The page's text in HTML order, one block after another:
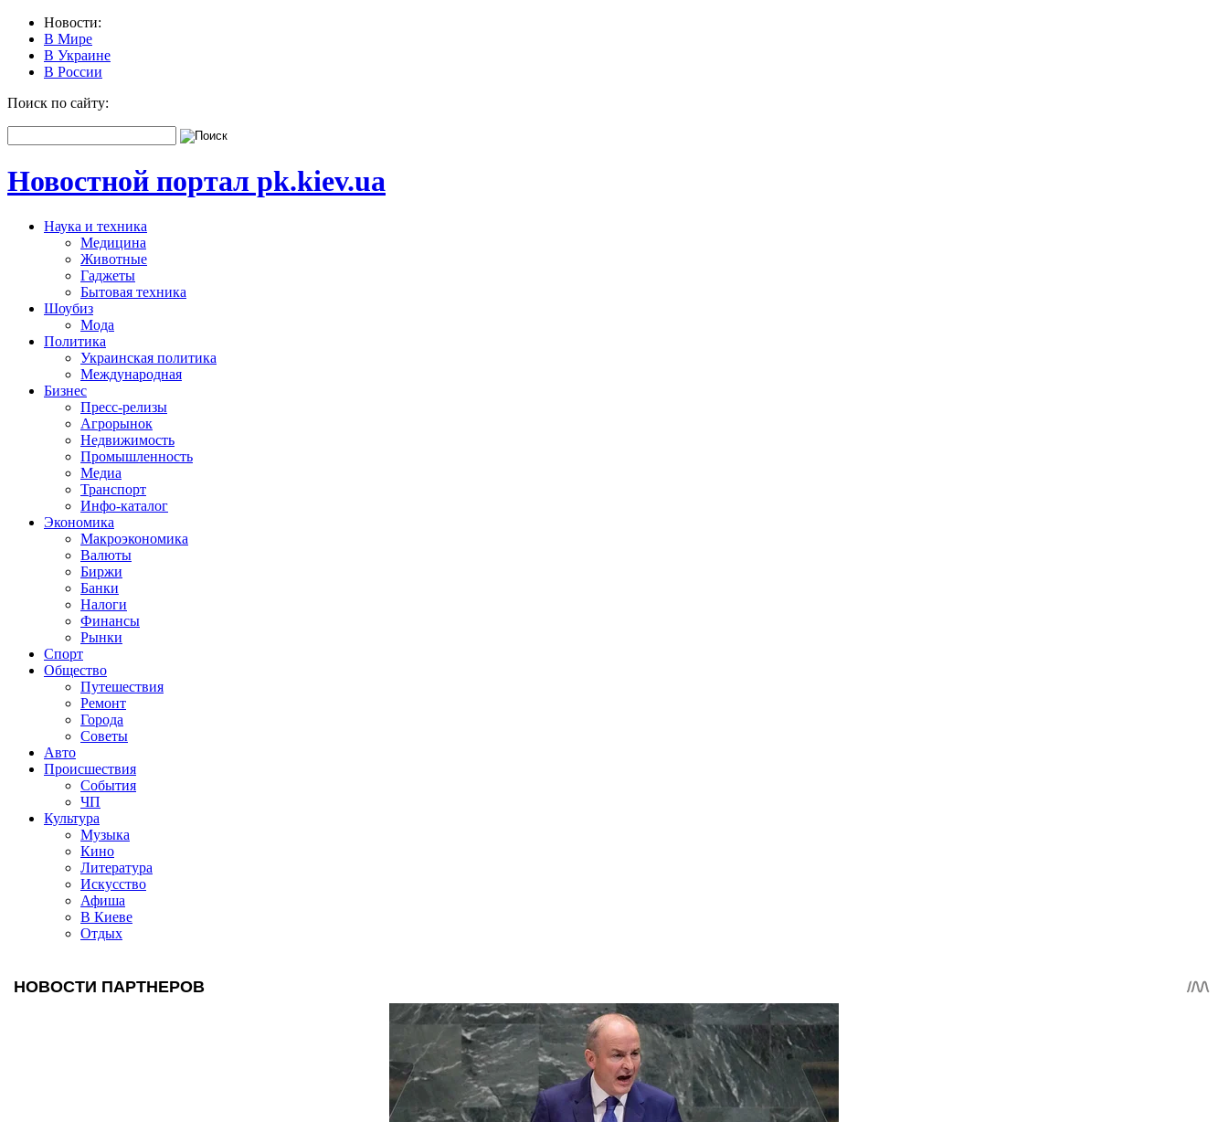
Новости:
В Мире
В Украине
В России
Поиск по сайту:
Новостной портал pk.kiev.ua
Наука и техника
Медицина
Животные
Гаджеты
Бытовая техника
Шоубиз
Мода
Политика
Украинская политика
Международная
Бизнес
Пресс-релизы
Агрорынок
Недвижимость
Промышленность
Медиа
Транспорт
Инфо-каталог
Экономика
Макроэкономика
Валюты
Биржи
Банки
Налоги
Финансы
Рынки
Спорт
Общество
Путешествия
Ремонт
Города
Советы
Авто
Происшествия
События
ЧП
Культура
Музыка
Кино
Литература
Искусство
Афиша
В Киеве
Отдых